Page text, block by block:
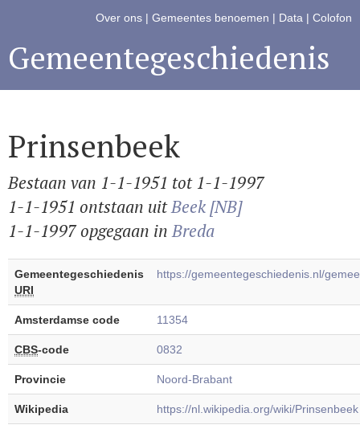
Over ons | Gemeentes benoemen | Data | Colofon
Gemeentegeschiedenis
Prinsenbeek
Bestaan van 1-1-1951 tot 1-1-1997
1-1-1951 ontstaan uitBeek [NB]
1-1-1997 opgegaan inBreda
Gemeentegeschiedenis
URI
https://gemeentegeschiedenis.nl/
Amsterdamse code 11354
CBS-code 0832
Provincie Noord-Brabant
Wikipedia https://nl.wikipedia.org/wiki/Prinsenbeek